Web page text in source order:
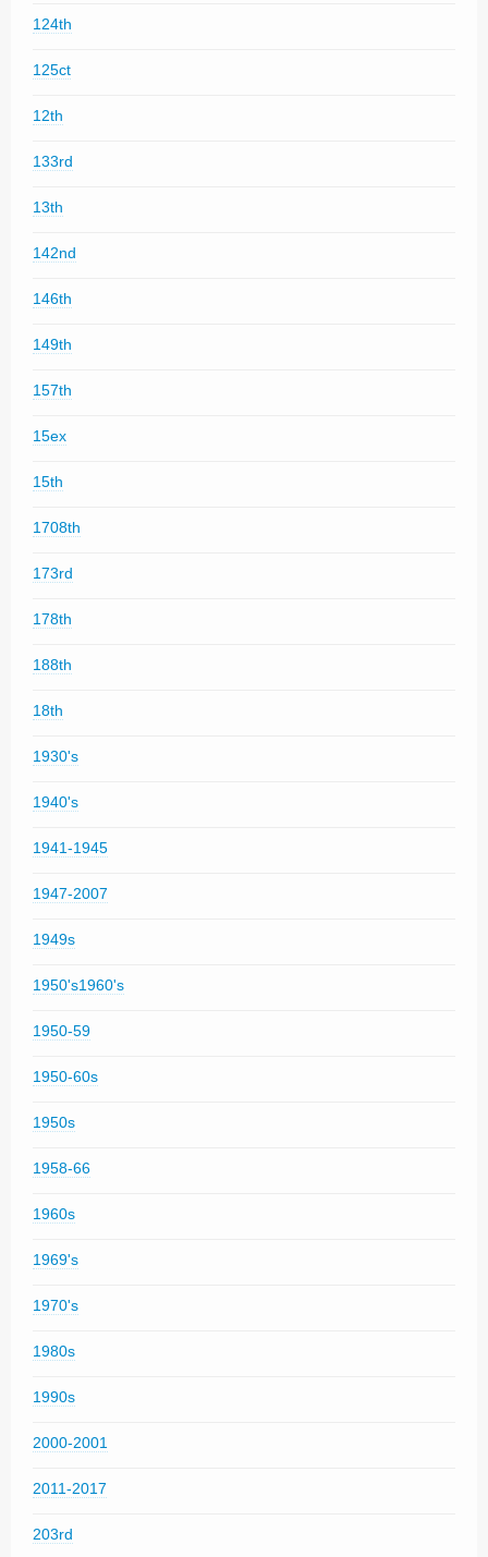
124th
125ct
12th
133rd
13th
142nd
146th
149th
157th
15ex
15th
1708th
173rd
178th
188th
18th
1930's
1940's
1941-1945
1947-2007
1949s
1950's1960's
1950-59
1950-60s
1950s
1958-66
1960s
1969's
1970's
1980s
1990s
2000-2001
2011-2017
203rd